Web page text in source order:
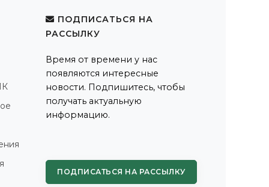
ПОДПИСАТЬСЯ НА
РАССЫЛКУ
Время от времени у нас
появляются интересные
новости. Подпишитесь, чтобы
получать актуальную
информацию.
ПОДПИСАТЬСЯ НА РАССЫЛКУ